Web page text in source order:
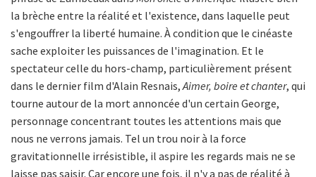
la brèche entre la réalité et l'existence, dans laquelle peut
s'engouffrer la liberté humaine. À condition que le cinéaste
sache exploiter les puissances de l'imagination. Et le
spectateur celle du hors-champ, particulièrement présent
dans le dernier film d'Alain Resnais, Aimer, boire et chanter, qui
tourne autour de la mort annoncée d'un certain George,
personnage concentrant toutes les attentions mais que
nous ne verrons jamais. Tel un trou noir à la force
gravitationnelle irrésistible, il aspire les regards mais ne se
laisse pas saisir. Car encore une fois, il n'y a pas de réalité à